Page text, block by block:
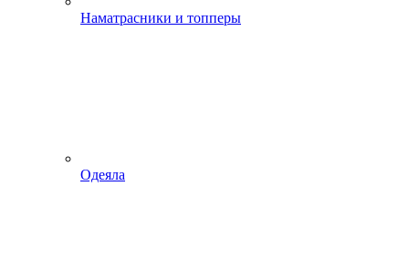
Наматрасники и топперы
Одеяла